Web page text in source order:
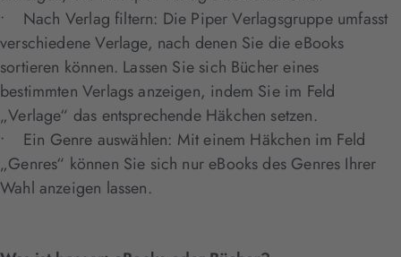
• Nach Verlag filtern: Die Piper Verlagsgruppe umfasst
verschiedene Verlage, nach denen Sie die eBooks
sortieren können. Lassen Sie sich Bücher eines
bestimmten Verlags anzeigen, indem Sie im Feld
„Verlage“ das entsprechende Häkchen setzen.
• Ein Genre auswählen: Mit einem Häkchen im Feld
„Genres“ können Sie sich nur eBooks des Genres Ihrer
Wahl anzeigen lassen.